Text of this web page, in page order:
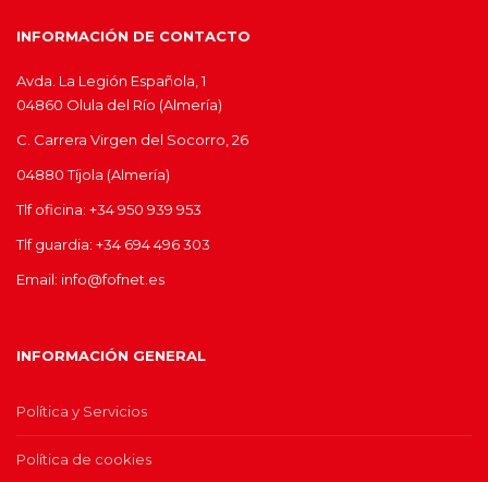
INFORMACIÓN DE CONTACTO
Avda. La Legión Española, 1
04860 Olula del Río (Almería)
C. Carrera Virgen del Socorro, 26
04880 Tíjola (Almería)
Tlf oficina: +34 950 939 953
Tlf guardia: +34 694 496 303
Email: info@fofnet.es
INFORMACIÓN GENERAL
Política y Servicios
Política de cookies